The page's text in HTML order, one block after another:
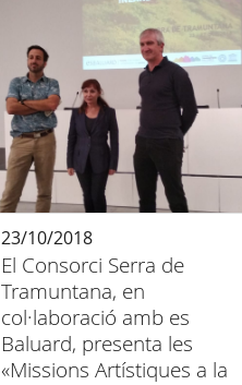
El Consorci Serra de
Tramuntana, en
col·laboració amb es
Baluard, presenta les
«Missions Artístiques a la
23/10/2018